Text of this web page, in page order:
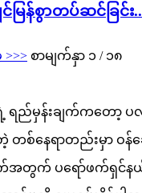
မြန်စွာတပ်ဆင်ခြင်း
>>> စာမျက်နှာ ၁ / ၁၈
ရဲ့ ရည်မှန်းချက်ကတေ
စ်နေရာတည်းမှာ ဝန်ဆေ
က်အတွက် ပရော်ဖက်ရှင်န